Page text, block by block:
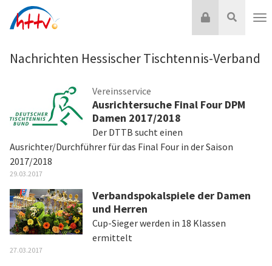
Inhalt
Suche
Login
Nachrichten Hessischer Tischtennis-Verband
Vereinsservice
Ausrichtersuche Final Four DPM
Damen 2017/2018
Der DTTB sucht einen
Ausrichter/Durchführer für das Final Four in der Saison
2017/2018
29.03.2017
Verbandspokalspiele der Damen
und Herren
Cup-Sieger werden in 18 Klassen
ermittelt
27.03.2017